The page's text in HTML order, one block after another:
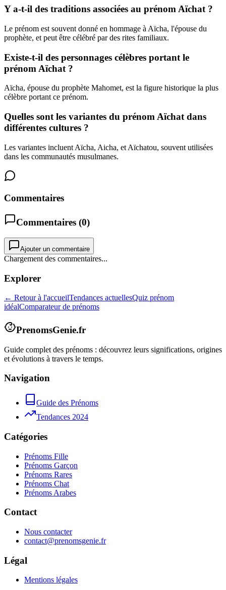
Y a-t-il des traditions associées au prénom Aïchat ?
Le prénom est souvent donné en hommage à Aïcha, l'épouse du
prophète, et peut être célébré par des rites familiaux.
Existe-t-il des personnages célèbres portant le
prénom Aïchat ?
Aïcha, épouse du prophète Mahomet, est la figure historique la plus
célèbre portant ce prénom.
Quelles sont les variantes du prénom Aïchat dans
différentes cultures ?
Les variantes incluent Aïcha, Aicha, et Aïchatou, souvent utilisées
dans les communautés musulmanes.
Commentaires
Commentaires (0)
Ajouter un commentaire
Chargement des commentaires...
Explorer
← Retour à l'accueilTendances actuellesQuiz prénom
idéalComparateur de prénoms
PrenomsGenie.fr
Guide complet des prénoms : découvrez leurs significations, origines
et évolutions à travers le temps.
Navigation
Guide des Prénoms
Tendances 2024
Catégories
Prénoms Fille
Prénoms Garçon
Prénoms Rares
Prénoms Chat
Prénoms Arabes
Contact
Nous contacter
contact@prenomsgenie.fr
Légal
Mentions légales